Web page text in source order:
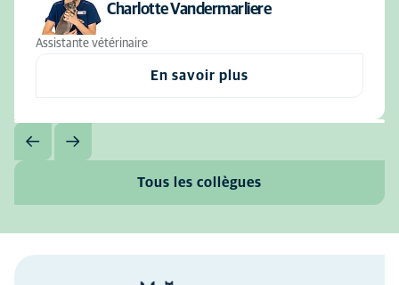
Charlotte Vandermarliere
Assistante vétérinaire
En savoir plus
Tous les collègues